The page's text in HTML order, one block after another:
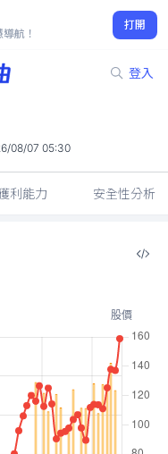
航！
打開
登入
08/07 05:30
利能力 安全性分析